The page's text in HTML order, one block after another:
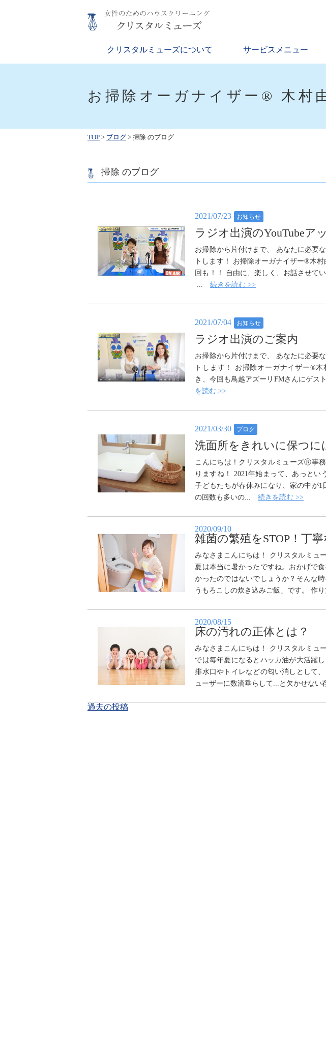
クリスタルミューズについて サービスメニュー
お掃除オーガナイザー® 木村
TOP > ブログ > 掃除 のブログ
掃除 のブログ
2021/07/23 お知らせ
ラジオ出演のYouTubeア
お掃除から片付けまで、 あなたに必要
トします！ お掃除オーガナイザー®木
回も！！ 自由に、楽しく、お話させて
...続きを読む >>
2021/07/04 お知らせ
ラジオ出演のご案内
お掃除から片付けまで、 あなたに必要
トします！ お掃除オーガナイザー
き、今回も鳥越アズーリFMさんにゲス
を読む >>
2021/03/30 ブログ
洗面所をきれいに保つに
こんにちは！クリスタルミューズⓇ事
りますね！ 2021年始まって、あっと
子どもたちが春休みになり、家の中が
の回数も多いの...続きを読む >>
2020/09/10
雑菌の繁殖をSTOP！丁
みなさまこんにちは！ クリスタルミュ
夏は本当に暑かったですね。おかげで
かったのではないでしょうか？そんな
うもろこしの炊き込みご飯」です。 作
2020/08/15
床の汚れの正体とは？
みなさまこんにちは！ クリスタルミュ
では毎年夏になるとハッカ油が大活躍
排水口やトイレなどの匂い消しとして
ューザーに数滴垂らして...と欠かせな
投
過去の投稿